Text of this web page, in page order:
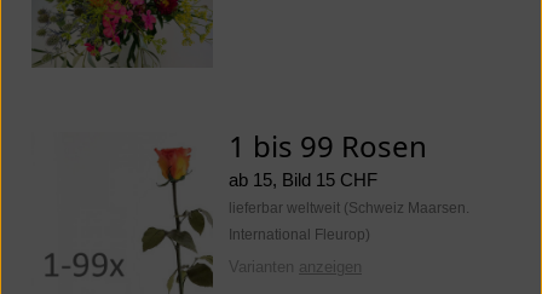
1 bis 99 Rosen
ab 15, Bild 15 CHF
lieferbar weltweit (Schweiz Maarsen.
International Fleurop)
Varianten anzeigen